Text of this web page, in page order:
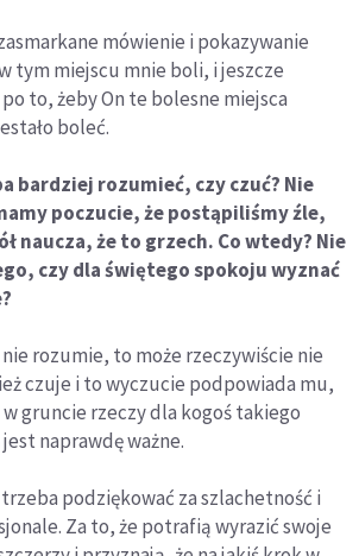
mówienie i pokazywanie
tym miejscu mnie boli, i jeszcze
to, żeby On te bolesne miejsca
boleć.
bardziej rozumieć, czy czuć? Nie
poczucie, że postąpiliśmy źle,
naucza, że to grzech. Co wtedy? Nie
czy dla świętego spokoju wyznać
rozumie, to może rzeczywiście nie
czuje i to wyczucie podpowiada mu,
w gruncie rzeczy dla kogoś takiego
naprawdę ważne.
podziękować za szlachetność i
Za to, że potrafią wyrazić swoje